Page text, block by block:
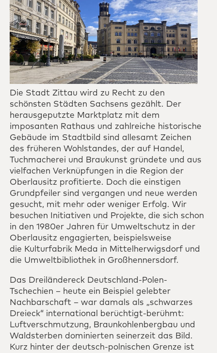
Die Stadt Zittau wird zu Recht zu den
schönsten Städten Sachsens gezählt. Der
herausgeputzte Marktplatz mit dem
imposanten Rathaus und zahlreiche historische
Gebäude im Stadtbild sind allesamt Zeichen
des früheren Wohlstandes, der auf Handel,
Tuchmacherei und Braukunst gründete und aus
vielfachen Verknüpfungen in die Region der
Oberlausitz profitierte. Doch die einstigen
Grundpfeiler sind vergangen und neue werden
gesucht, mit mehr oder weniger Erfolg. Wir
besuchen Initiativen und Projekte, die sich schon
in den 1980er Jahren für Umweltschutz in der
Oberlausitz engagierten, beispielsweise
die Kulturfabrik Meda in Mittelherwigsdorf und
die Umweltbibliothek in Großhennersdorf.
Das Dreiländereck Deutschland-Polen-
Tschechien – heute ein Beispiel gelebter
Nachbarschaft – war damals als „schwarzes
Dreieck“ international berüchtigt-berühmt:
Luftverschmutzung, Braunkohlenbergbau und
Waldsterben dominierten seinerzeit das Bild.
Kurz hinter der deutsch-polnischen Grenze ist